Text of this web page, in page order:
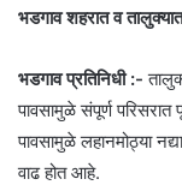
भडगाव शहरात व
भडगाव प्रतिनिधी :-
पावसामुळे संपूर्ण परिसरात
पावसामुळे लहानमोठ्या
वाढ होत आहे.